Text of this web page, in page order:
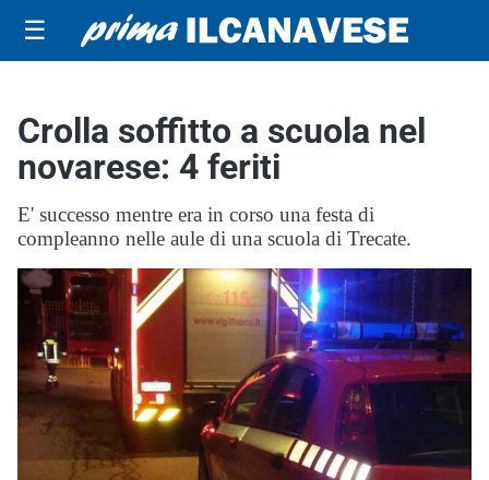
☰
Crolla soffitto a scuola nel
novarese: 4 feriti
E' successo mentre era in corso una festa di
compleanno nelle aule di una scuola di Trecate.